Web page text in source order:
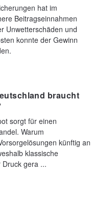
hat im
Beitragseinnahmen
Unwetterschäden und
konnte der Gewinn
braucht
sorgt für einen
Warum
künftig an
klassische
gera ...